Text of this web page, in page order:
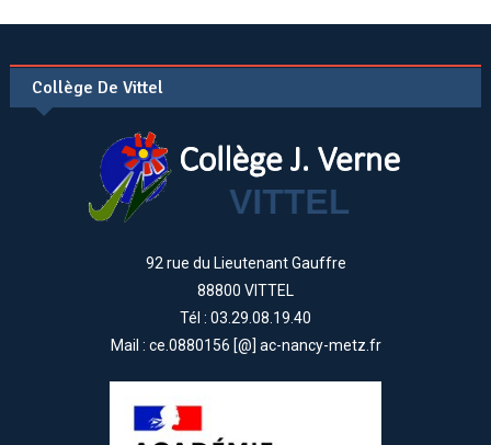
Collège De Vittel
92 rue du Lieutenant Gauffre
88800 VITTEL
Tél : 03.29.08.19.40
Mail : ce.0880156 [@] ac-nancy-metz.fr